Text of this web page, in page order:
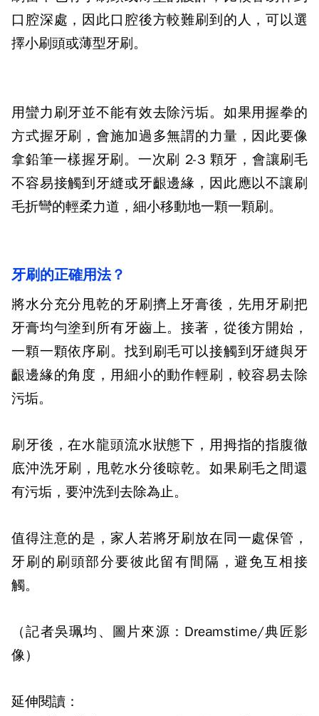
口腔深處，因此口腔後方較難刷到的人，可以選
擇小刷頭或薄型牙刷。
用蠻力刷牙並不能有效去除污垢。如果用握拳的
方式握牙刷，會施加過多無謂的力量，因此要像
拿鉛筆一樣握牙刷。一次刷 2-3 顆牙，會讓刷毛
不容易接觸到牙縫或牙齦邊緣，因此應以不讓刷
毛折彎的輕柔力道，細小移動地一顆一顆刷。
牙刷的正確用法？
將水分充分甩乾的牙刷擠上牙膏後，先用牙刷把
牙膏均勻塗到所有牙齒上。接著，從後方開始，
一顆一顆依序刷。找到刷毛可以接觸到牙縫與牙
齦邊緣的角度，用細小的動作輕刷，較容易去除
污垢。
刷牙後，在水龍頭流水狀態下，用拇指的指腹徹
底沖洗牙刷，甩乾水分後晾乾。如果刷毛之間還
有污垢，要沖洗到去除為止。
值得注意的是， 家人若將牙刷放在同一處保管，
牙刷的刷頭部分要彼此留有間隔，避免互相接
觸。
（記者吳珮均、圖片來源：Dreamstime/典匠影
像）
延伸閱讀：